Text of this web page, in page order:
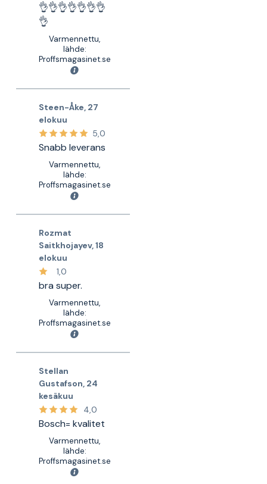
👌👌👌👌👌👌👌
👌
Varmennettu,
lähde:
Proffsmagasinet.se
Steen-Åke 27
elokuu
5,0
Snabb leverans
Varmennettu,
lähde:
Proffsmagasinet.se
Rozmat
Saitkhojayev, 18
elokuu
1,0
bra super.
Varmennettu,
lähde:
Proffsmagasinet.se
Stellan
Gustafson 24
kesäkuu
4,0
Bosch= kvalitet
Varmennettu,
lähde:
Proffsmagasinet.se